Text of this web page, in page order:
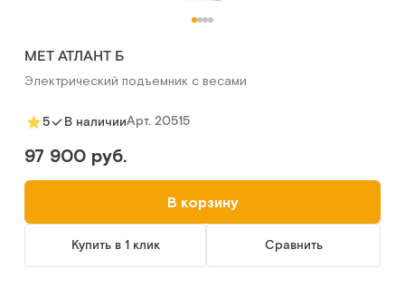
MET АТЛАНТ Б
Электрический подъемник с весами
5 В наличииАрт. 20515
97 900 руб.
В корзину
Купить в 1 клик Сравнить